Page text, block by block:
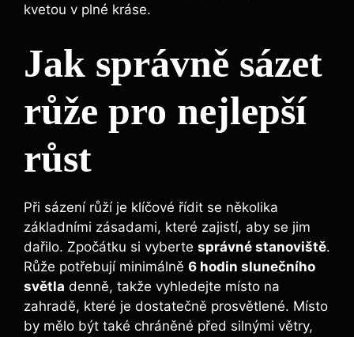
kvetou v plné kráse.
Jak⁤ správně sázet
růže ⁢pro nejlepší
růst
Při sázení růží je ‍klíčové řídit se ​několika
základními ⁤zásadami, které zajistí, aby se jim⁤
dařilo. Zpočátku si vyberte správné stanoviště.
Růže potřebují minimálně‌ 6 hodin slunečního
⁤světla denně, takže‌ vyhledejte místo na
zahradě, které ⁢je dostatečně​ prosvětlené.⁤ Místo​
by mělo být také‍ chráněné ⁤před silnými větry,